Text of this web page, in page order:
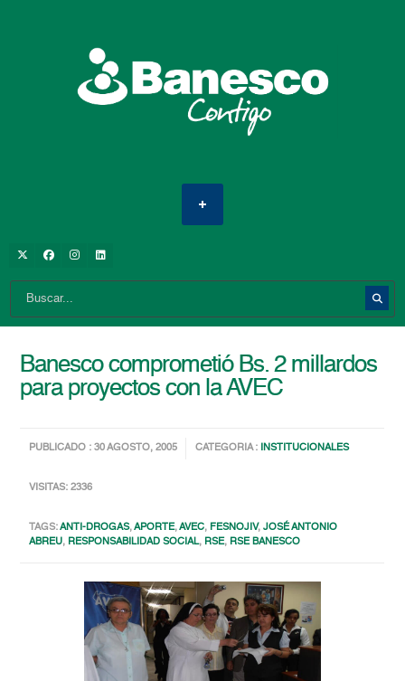
Banesco comprometió Bs. 2 millardos
para proyectos con la AVEC
PUBLICADO : 30 AGOSTO, 2005 CATEGORIA : INSTITUCIONALES
VISITAS: 2336
TAGS:ANTI-DROGAS,APORTE,AVEC, FESNOJIV,JOSÉ ANTONIO
ABREU, RESPONSABILIDAD SOCIAL, RSE, RSE BANESCO